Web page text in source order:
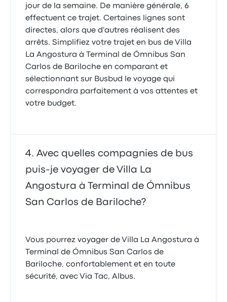
jour de la semaine. De manière générale, 6
effectuent ce trajet. Certaines lignes sont
directes, alors que d'autres réalisent des
arrêts. Simplifiez votre trajet en bus de Villa
La Angostura à Terminal de Ómnibus San
Carlos de Bariloche en comparant et
sélectionnant sur Busbud le voyage qui
correspondra parfaitement à vos attentes et
votre budget.
Avec quelles compagnies de bus
puis-je voyager de Villa La
Angostura à Terminal de Ómnibus
San Carlos de Bariloche?
Vous pourrez voyager de Villa La Angostura à
Terminal de Ómnibus San Carlos de
Bariloche, confortablement et en toute
sécurité, avec Via Tac, Albus.